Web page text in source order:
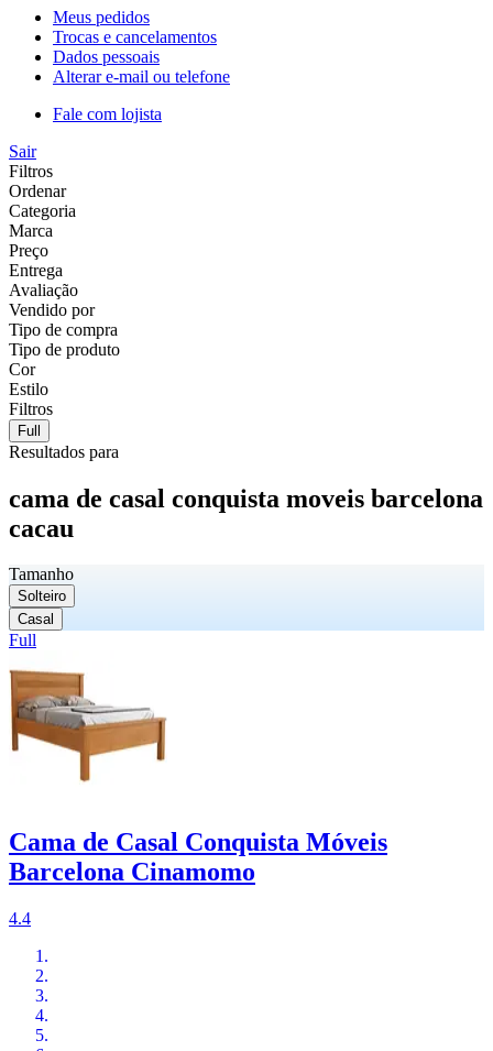
Meus pedidos
Trocas e cancelamentos
Dados pessoais
Alterar e-mail ou telefone
Fale com lojista
Sair
Filtros
Ordenar
Categoria
Marca
Preço
Entrega
Avaliação
Vendido por
Tipo de compra
Tipo de produto
Cor
Estilo
Filtros
Full
Resultados para
cama de casal conquista moveis barcelona
cacau
Tamanho
Solteiro
Casal
Full
Cama de Casal Conquista Móveis
Barcelona Cinamomo
4.4